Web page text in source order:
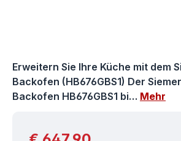
Erweitern Sie Ihre Küche mit dem
Backofen (HB676GBS1) Der
Backofen HB676GBS1 bi… Mehr
Regulärer Preis: